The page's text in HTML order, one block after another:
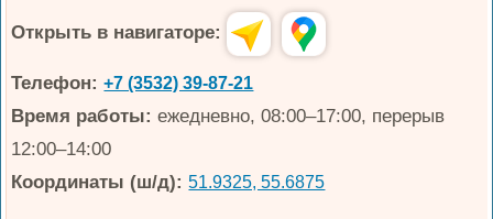
Открыть в навигаторе:
Телефон: +7 (3532) 39-87-21
Время работы: ежедневно, 08:00–17:00, перерыв
12:00–14:00
Координаты (ш/д): 51.9325, 55.6875